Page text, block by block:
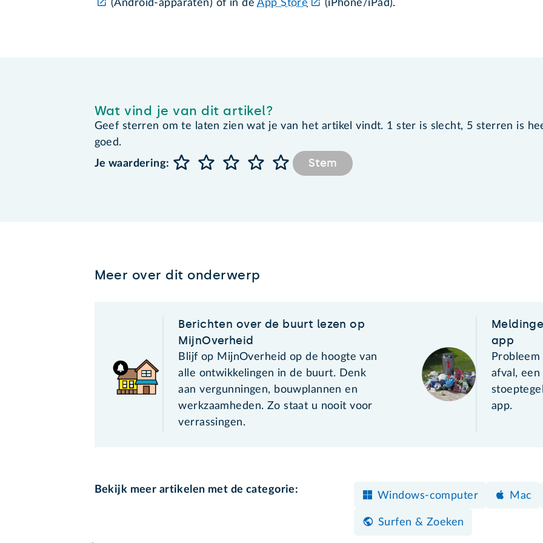
(Android-apparaten) of in deApp Store (iPhone/iPad).
Wat vind je van dit artikel?
Geef sterren om te laten zien wat je van het artikel vindt. 1 ster is slecht, 5 sterren is
goed.
Je waardering:
Stem
Meer over dit onderwerp
Berichten over de buurt lezen op
MijnOverheid
Blijf op MijnOverheid op de hoogte van
alle ontwikkelingen in de buurt. Denk
aan vergunningen, bouwplannen en
werkzaamheden. Zo staat u nooit voor
verrassingen.
app
afval,
app.
Bekijk meer artikelen met de categorie:
Windows-computer Mac
Surfen & Zoeken